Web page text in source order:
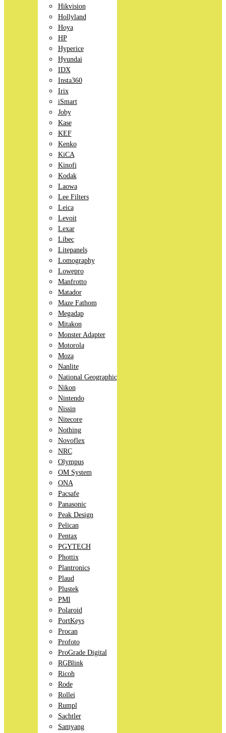
Hikvision
Hollyland
Hoya
HP
Hyperice
Hyundai
IDX
Insta360
Irix
iSmart
Joby
Kase
KEF
Kenko
KiCA
Kinofi
Kodak
Laowa
Lee Filters
Leica
Levoit
Lexar
Libec
Litepanels
Lomography
Lowepro
Manfrotto
Matador
Maze Fathom
Megadap
Mitakon
Monster Adapter
Motorola
Moza
Nanlite
National Geographic
Nikon
Nintendo
Nissin
Nitecore
Nothing
Novoflex
NRC
Olympus
OM System
ONA
Pacsafe
Panasonic
Peak Design
Pelican
Pentax
PGYTECH
Phottix
Plantronics
Plaud
Plustek
PMI
Polaroid
PortKeys
Procan
Profoto
ProGrade Digital
RGBlink
Ricoh
Rode
Rollei
Rumpl
Sachtler
Samyang